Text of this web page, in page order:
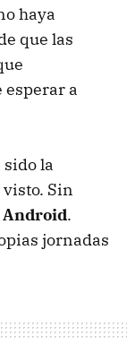
haya
que las
a
sido la
Sin
Android.
jornadas